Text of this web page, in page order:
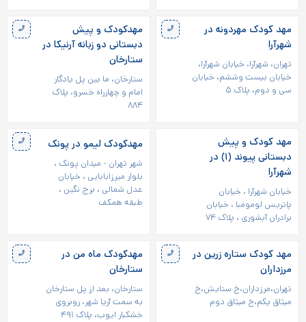
مهد کودک مهردونه در
شهرآرا
تهران، شهرآرا، خیابان شهرآرا،
خیابان بیست وششم، خیابان
سی و دوم، پلاک ۵
مهدکودک و پیش
دبستانی دو زبانه آرنیکا در
ستارخان
ستارخان، ما بین پل یادگار
امام و چهارراه خسرو، پلاک
۸۸۴
مهد کودک و پیش
دبستانی پیوند (۱) در
شهرآرا
خیابان شهرآرا ، خیابان
پاتریس لومومبا ، خیابان
برادران آبشوری ، پلاک ۷۴
مهدکودک لیمو در پونک
شهر تهران - میدان پونک ،
بلوار میرزابابایی ، خیابان
عدل شمالی ، برج نگین ،
طبقه همکف
مهد کودک ستاره زرین در
مرزداران
تهران،مرزداران،خ ستایش،خ
میثاق یکم،خ میثاق دوم
مهدکودک ماه من در
ستارخان
ستارخان، بعد از پل ستارخان
به سمت آریا شهر، روبروی
خشکبار ایوب، پلاک ۴۹۱